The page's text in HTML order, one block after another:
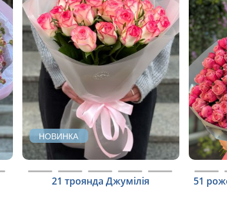
НОВИНКА
21 троянда Джумілія 51